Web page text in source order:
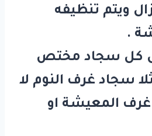
ويتم تنظيفه
.
كل سجاد مختص
سجاد غرف النوم لا
المعيشة او